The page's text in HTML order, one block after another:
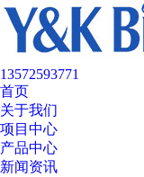
13572593771
首页
关于我们
项目中心
产品中心
新闻资讯